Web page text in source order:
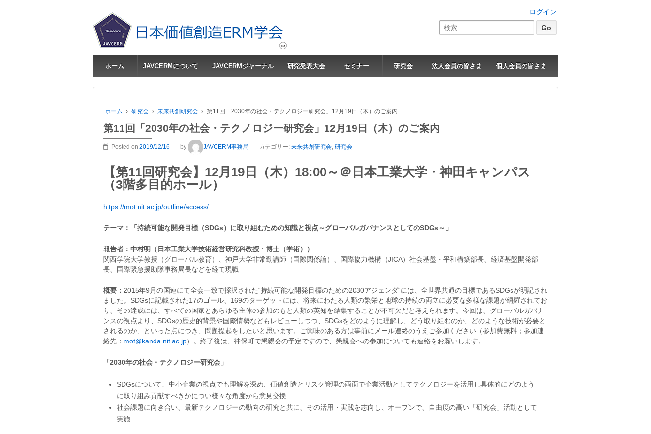
ログイン
検
索:
ホーム JAVCERMについて JAVCERMジャーナル 研究発表大会 セミナー 研究会 法人会員の皆さま 個人会員の皆さま
ホーム › 研究会 › 未来共創研究会 › 第11回「2030年の社会・テクノロジー研究会」12月19日（木）のご案内
第11回「2030年の社会・テクノロジー研究会」12月19日（木）のご案内
Posted on 2019/12/16 by JAVCERM事務局 カテゴリー: 未来共創研究会, 研究会
【第11回研究会】12月19日（木）18:00～＠日本工業大学・神田キャンパス
（3階多目的ホール）
https://mot.nit.ac.jp/outline/access/
テーマ：「持続可能な開発目標（SDGs）に取り組むための知識と視点～グローバルガバナンスとしてのSDGs～」
報告者：中村明（日本工業大学技術経営研究科教授・博士（学術））
関西学院大学教授（グローバル教育）、神戸大学非常勤講師（国際関係論）、国際協力機構（JICA）社会基盤・平和構築部長、経済基盤開発部
長、国際緊急援助隊事務局長などを経て現職
概要： 2015年9月の国連にて全会一致で採択された“持続可能な開発目標のための2030アジェンダ“には、全世界共通の目標であるSDGsが明記され
ました。SDGsに記載された17のゴール、169のターゲットには、将来にわたる人類の繁栄と地球の持続の両立に必要な多様な課題が網羅されてお
り、その達成には、すべての国家とあらゆる主体の参加のもと人類の英知を結集することが不可欠だと考えられます。今回は、グローバルガバナ
ンスの視点より、SDGsの歴史的背景や国際情勢などもレビューしつつ、SDGsをどのように理解し、どう取り組むのか、どのような技術が必要と
されるのか、といった点につき、問題提起をしたいと思います。ご興味のある方は事前にメール連絡のうえご参加ください（参加費無料；参加連
絡先： mot@kanda.nit.ac.jp）。終了後は、神保町で懇親会の予定ですので、懇親会への参加についても連絡をお願いします。
「2030年の社会・テクノロジー研究会」
SDGsについて、中小企業の視点でも理解を深め、価値創造とリスク管理の両面で企業活動としてテクノロジーを活用し具体的にどのよう
に取り組み貢献すべきかについ様々な角度から意見交換
社会課題に向き合い、最新テクノロジーの動向の研究と共に、その活用・実践を志向し、オープンで、自由度の高い「研究会」活動として
実施